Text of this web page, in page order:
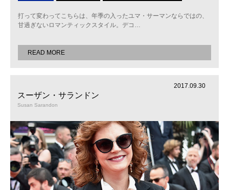
打って変わってこちらは、年季の入ったユマ・サーマンならではの、
甘過ぎないロマンティックスタイル。デコ …
READ MORE
スーザン・サランドン
Susan Sarandon
2017.09.30